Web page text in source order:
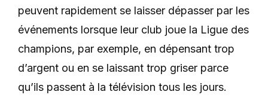
peuvent rapidement se laisser dépasser par les
événements lorsque leur club joue la Ligue des
champions, par exemple, en dépensant trop
d’argent ou en se laissant trop griser parce
qu’ils passent à la télévision tous les jours.